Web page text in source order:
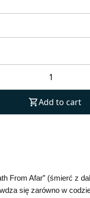
Add to cart
From Afar” (śmierć z
się zarówno w